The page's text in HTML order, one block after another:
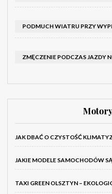
JAK DBAĆ O CZYSTOŚĆ
JAKIE MODELE SAMOCHODÓW
TAXI GREEN OLSZTYN –